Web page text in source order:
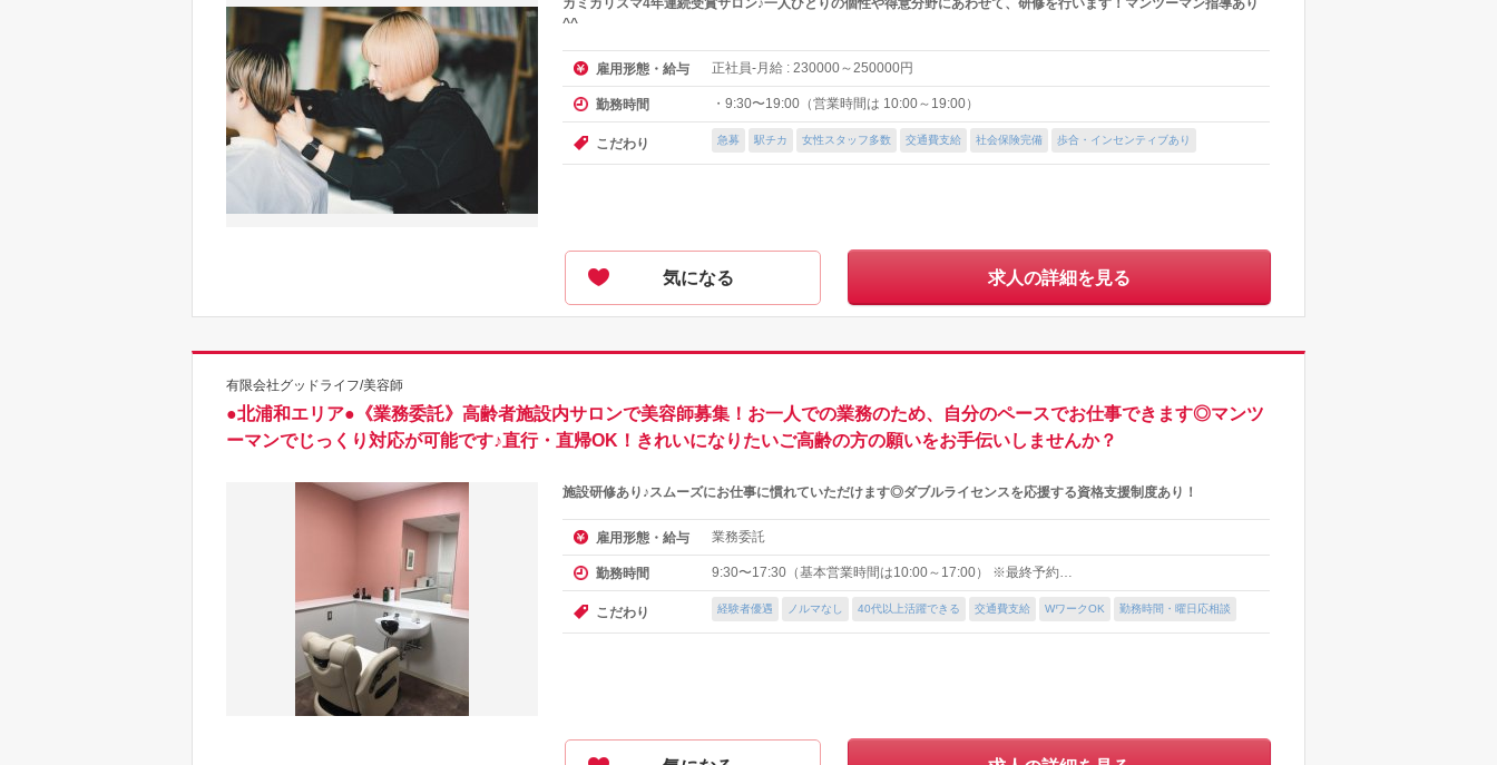
カミカリスマ4年連続受賞サロン♪一人ひとりの個性や得意分野にあわせて、研修を行います！マンツーマン指導あり
^^
雇用形態・給与 正社員-月給 : 230000～250000円
勤務時間 ・9:30〜19:00（営業時間は 10:00～19:00）
こだわり 急募 駅チカ 女性スタッフ多数 交通費支給 社会保険完備 歩合・インセンティブあり
気になる 求人の詳細を見る
有限会社グッドライフ/美容師
●北浦和エリア●《業務委託》高齢者施設内サロンで美容師募集！お一人での業務のため、自分のペースでお仕事できます◎マンツ
ーマンでじっくり対応が可能です♪直行・直帰OK！きれいになりたいご高齢の方の願いをお手伝いしませんか？
施設研修あり♪スムーズにお仕事に慣れていただけます◎ダブルライセンスを応援する資格支援制度あり！
雇用形態・給与 業務委託
勤務時間 9:30〜17:30（基本営業時間は10:00～17:00） ※最終予約…
こだわり 経験者優遇 ノルマなし 40代以上活躍できる 交通費支給 WワークOK 勤務時間・曜日応相談